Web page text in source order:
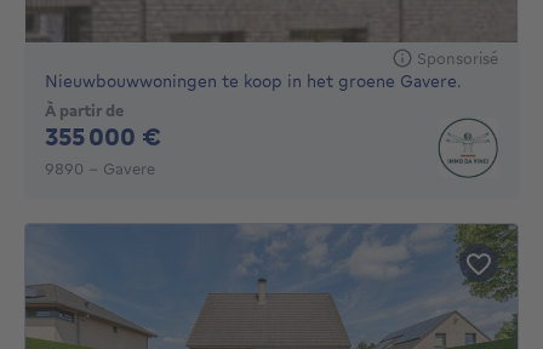
Sponsorisé
Nieuwbouwwoningen te koop in het groene Gavere.
À partir de
355 000 €
9890 - Gavere